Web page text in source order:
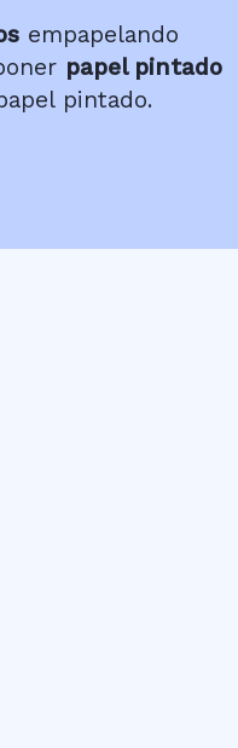
empapelando
papel pintado
pintado.